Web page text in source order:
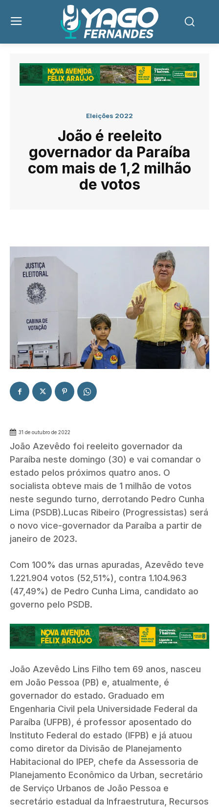
Eleições 2022
João é reeleito
governador da Paraíba
com mais de 1,2 milhão
de votos
31 de outubro de 2022
João Azevêdo foi reeleito governador da
Paraíba neste domingo (30) e vai comandar o
estado pelos próximos quatro anos. O
socialista obteve mais de 1 milhão de votos
neste segundo turno, derrotando Pedro Cunha
Lima (PSDB).Lucas Ribeiro (Progressistas) será
o novo vice-governador da Paraíba a partir de
janeiro de 2023.
Com 100% das urnas apuradas, Azevêdo teve
1.221.904 votos (52,51%), contra 1.104.963
(47,49%) de Pedro Cunha Lima, candidato ao
governo pelo PSDB.
João Azevêdo Lins Filho tem 69 anos, nasceu
em João Pessoa (PB) e, atualmente, é
governador do estado. Graduado em
Engenharia Civil pela Universidade Federal da
Paraíba (UFPB), é professor aposentado do
Instituto Federal do estado (IFPB) e já atuou
como diretor da Divisão de Planejamento
Habitacional do IPEP, chefe da Assessoria de
Planejamento Econômico da Urban, secretário
de Serviço Urbanos de João Pessoa e
secretário estadual da Infraestrutura, Recursos